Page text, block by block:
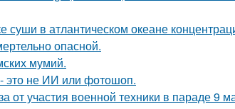
суши в атлантическом океане
опасной.
мумий.
это не ИИ или фотошоп.
от участия военной техники в параде 9